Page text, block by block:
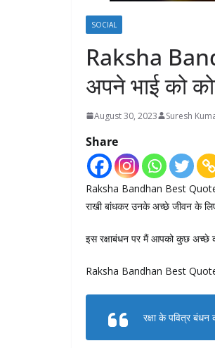
SOCIAL
Raksha
अपने भाई को
August 30, 2023 Suresh
Share
Raksha Bandhan Best Quotes
राखी बांधकर उनके अच्छे जीवन के
इस रक्षाबंधन पर मैं आपको कुछ
Raksha Bandhan Best
रक्षा के पवित्र